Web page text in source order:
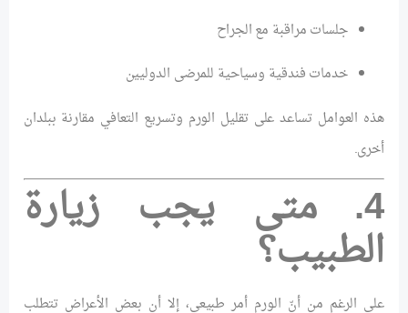
جلسات مراقبة مع الجراح
خدمات فندقية وسياحية للمرضى الدوليين
هذه العوامل تساعد على تقليل الورم وتسريع التعافي مقارنة ببلدان
أخرى.
4. متى يجب زيارة
الطبيب؟
على الرغم من أنّ الورم أمر طبيعي، إلا أن بعض الأعراض تتطلب